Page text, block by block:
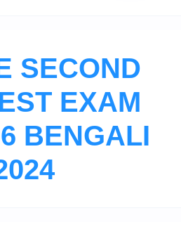
SECOND
EXAM
BENGALI